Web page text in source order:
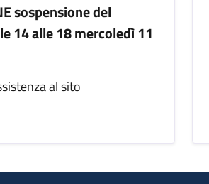
sospensione del
14 alle 18 mercoledì 11
al sito